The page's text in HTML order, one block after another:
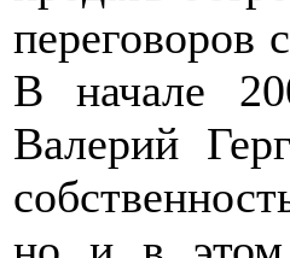
переговоров
В начале
Валерий